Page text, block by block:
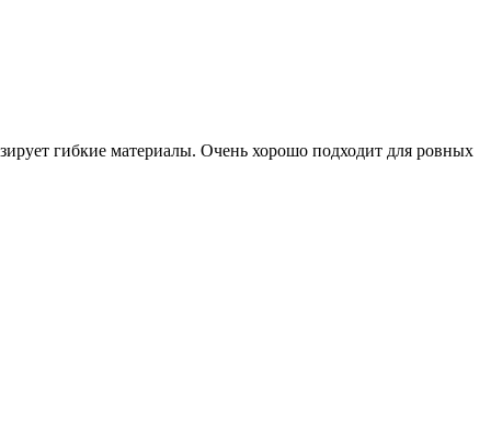
гибкие материалы. Очень хорошо подходит для ровных